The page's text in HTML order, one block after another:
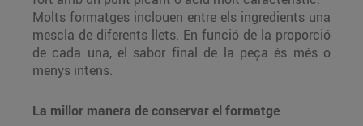
Molts formatges inclouen entre els ingredients una
mescla de diferents llets. En funció de la proporció
de cada una, el sabor final de la peça és més o
menys intens.
La millor manera de conservar el formatge